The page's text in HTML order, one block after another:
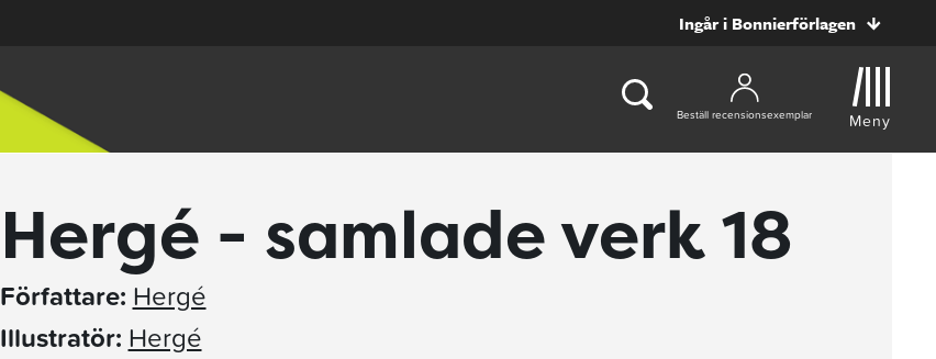
Ingår i Bonnierförlagen
Beställ recensionsexemplar Meny
Hergé - samlade verk 18
Författare: Hergé
Illustratör: Hergé